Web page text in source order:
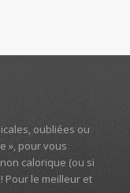
oubliées ou
», pour vous
calorique (ou si
le meilleur et